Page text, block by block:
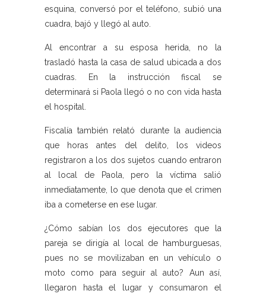
esquina, conversó por el teléfono, subió una
cuadra, bajó y llegó al auto.
Al encontrar a su esposa herida, no la
trasladó hasta la casa de salud ubicada a dos
cuadras. En la instrucción fiscal se
determinará si Paola llegó o no con vida hasta
el hospital.
Fiscalía también relató durante la audiencia
que horas antes del delito, los videos
registraron a los dos sujetos cuando entraron
al local de Paola, pero la víctima salió
inmediatamente, lo que denota que el crimen
iba a cometerse en ese lugar.
¿Cómo sabían los dos ejecutores que la
pareja se dirigía al local de hamburguesas,
pues no se movilizaban en un vehículo o
moto como para seguir al auto? Aun así,
llegaron hasta el lugar y consumaron el